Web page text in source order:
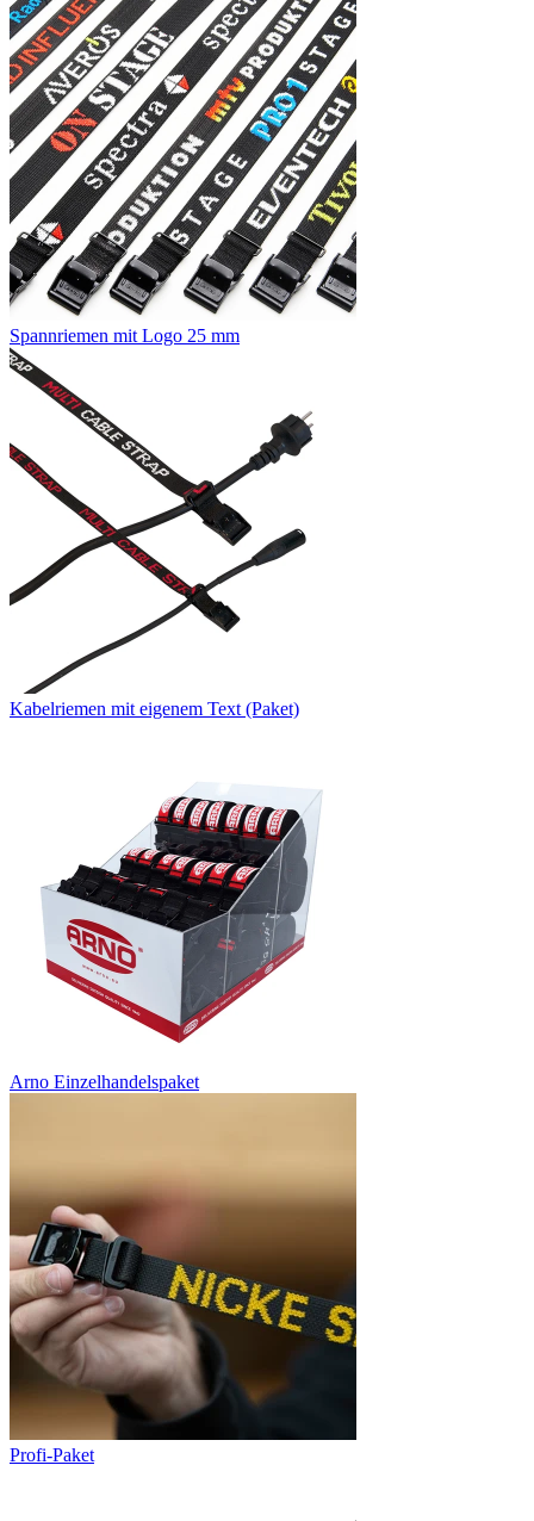
Spannriemen mit Logo 25 mm
Kabelriemen mit eigenem Text (Paket)
Arno Einzelhandelspaket
Profi-Paket